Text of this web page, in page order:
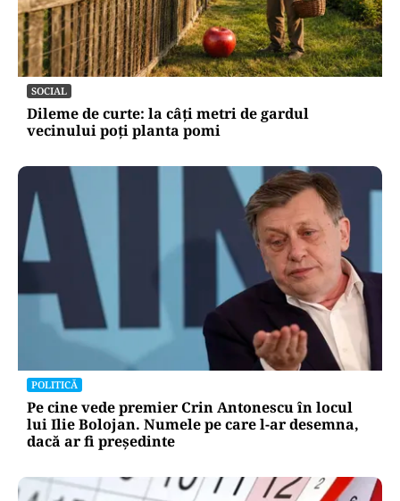
SOCIAL
Dileme de curte: la câți metri de gardul
vecinului poți planta pomi
POLITICĂ
Pe cine vede premier Crin Antonescu în locul
lui Ilie Bolojan. Numele pe care l-ar desemna,
dacă ar fi președinte